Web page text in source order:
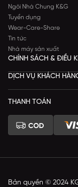
Ngôi Nhà Chung K&G
Tuyển dụng
Wear-Care-Share
Tin tức
Nhà máy sản xuất
CHÍNH SÁCH & ĐIỀU
DỊCH VỤ KHÁCH
THANH TOÁN
Bản quyền © 2024